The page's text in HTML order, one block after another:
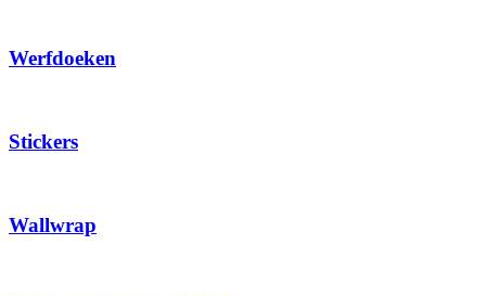
Werfdoeken
Stickers
Wallwrap